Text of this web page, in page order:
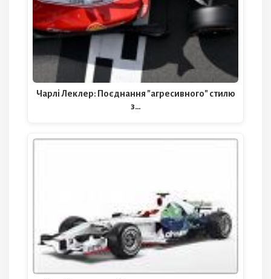
Чарлі Леклер: Поєднання "агресивного" стилю
з…